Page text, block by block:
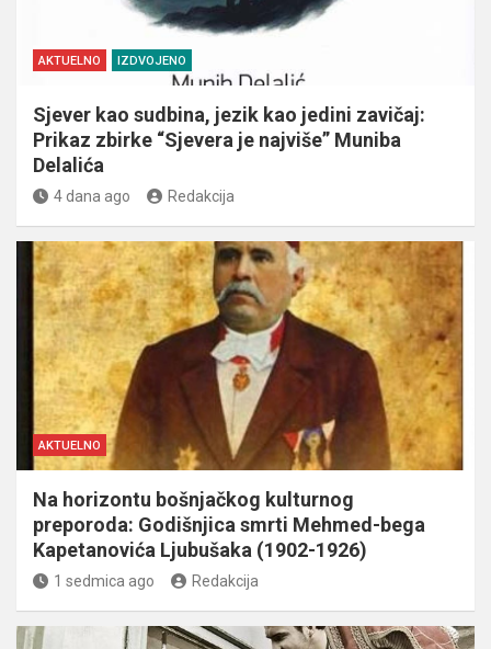
AKTUELNO IZDVOJENO
Sjever kao sudbina, jezik kao jedini zavičaj:
Prikaz zbirke “Sjevera je najviše” Muniba
Delalića
4 dana ago Redakcija
AKTUELNO
Na horizontu bošnjačkog kulturnog
preporoda: Godišnjica smrti Mehmed-bega
Kapetanovića Ljubušaka (1902-1926)
1 sedmica ago Redakcija